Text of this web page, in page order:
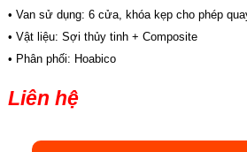
• Van sử dụng: 6 cửa, khóa kẹp cho phép
• Vật liệu: Sợi thủy tinh + Composite
• Phân phối: Hoabico
Liên hệ